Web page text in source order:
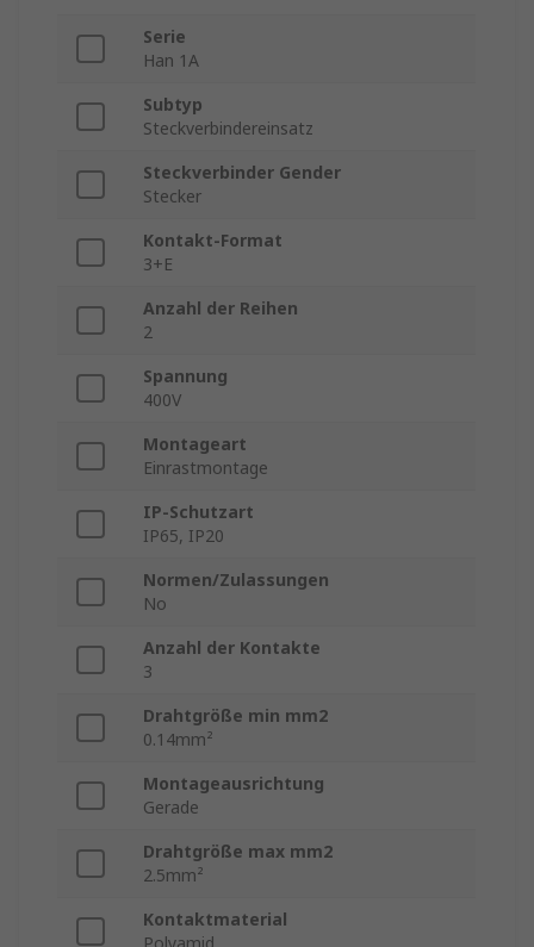
Serie
Han 1A
Subtyp
Steckverbindereinsatz
Steckverbinder Gender
Stecker
Kontakt-Format
3+E
Anzahl der Reihen
2
Spannung
400V
Montageart
Einrastmontage
IP-Schutzart
IP65, IP20
Normen/Zulassungen
No
Anzahl der Kontakte
3
Drahtgröße min mm2
0.14mm²
Montageausrichtung
Gerade
Drahtgröße max mm2
2.5mm²
Kontaktmaterial